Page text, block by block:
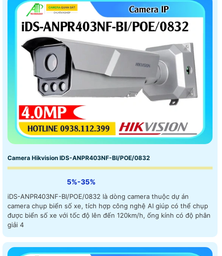
Camera Hikvision IDS-ANPR403NF-BI/POE/0832
5%-35%
iDS-ANPR403NF-BI/POE/0832 là dòng camera thuộc dự án
camera chụp biển số xe, tích hợp công nghệ AI giúp có thể chụp
được biển số xe với tốc độ lên đến 120km/h, ống kính có độ phân
giải 4